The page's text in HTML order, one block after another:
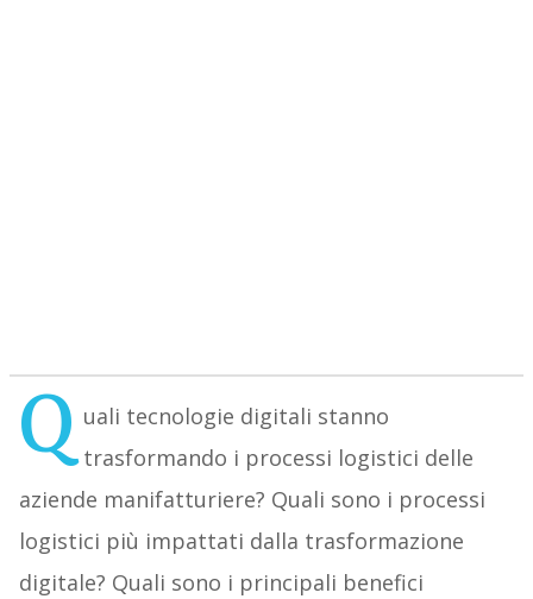
Q uali tecnologie digitali stanno
trasformando i processi logistici delle
aziende manifatturiere? Quali sono i processi
logistici più impattati dalla trasformazione
digitale? Quali sono i principali benefici